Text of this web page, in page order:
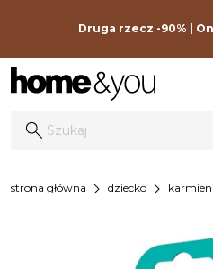
Druga rzecz -90% |
strona główna chevron_right dziecko chevron_right